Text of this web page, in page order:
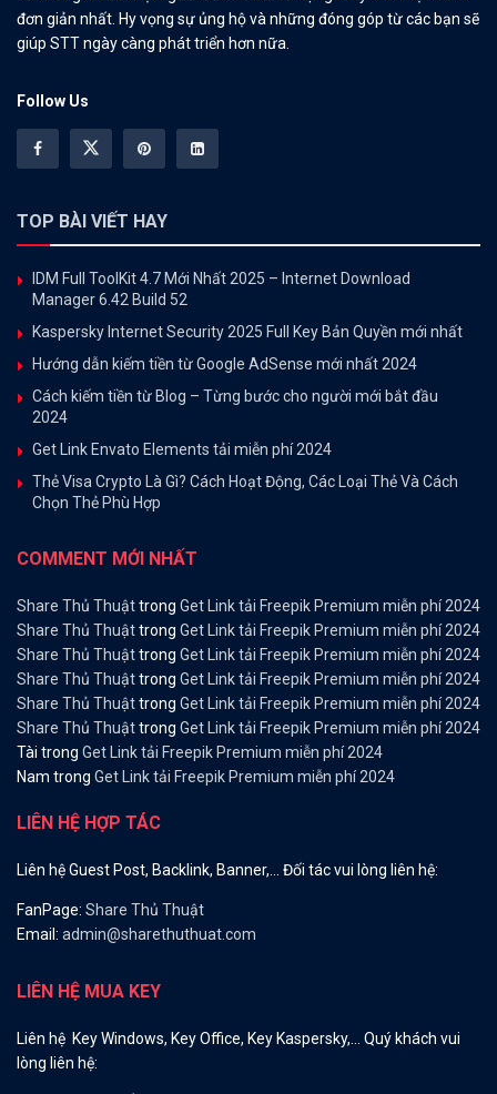
đơn giản nhất. Hy vọng sự ủng hộ và những đóng góp từ các bạn sẽ
giúp STT ngày càng phát triển hơn nữa.
Follow Us
TOP BÀI VIẾT HAY
IDM Full ToolKit 4.7 Mới Nhất 2025 – Internet Download
Manager 6.42 Build 52
Kaspersky Internet Security 2025 Full Key Bản Quyền mới nhất
Hướng dẫn kiếm tiền từ Google AdSense mới nhất 2024
Cách kiếm tiền từ Blog – Từng bước cho người mới bắt đầu
2024
Get Link Envato Elements tải miễn phí 2024
Thẻ Visa Crypto Là Gì? Cách Hoạt Động, Các Loại Thẻ Và Cách
Chọn Thẻ Phù Hợp
COMMENT MỚI NHẤT
Share Thủ Thuậttrong Get Link tải Freepik Premium miễn phí 2024
Share Thủ Thuậttrong Get Link tải Freepik Premium miễn phí 2024
Share Thủ Thuậttrong Get Link tải Freepik Premium miễn phí 2024
Share Thủ Thuậttrong Get Link tải Freepik Premium miễn phí 2024
Share Thủ Thuậttrong Get Link tải Freepik Premium miễn phí 2024
Share Thủ Thuậttrong Get Link tải Freepik Premium miễn phí 2024
Tài trong Get Link tải Freepik Premium miễn phí 2024
Nam trong Get Link tải Freepik Premium miễn phí 2024
LIÊN HỆ HỢP TÁC
Liên hệ Guest Post, Backlink, Banner,… Đối tác vui lòng liên hệ:
FanPage: Share Thủ Thuật
Email: admin@sharethuthuat.com
LIÊN HỆ MUA KEY
Liên hệ Key Windows, Key Office, Key Kaspersky,… Quý khách vui
lòng liên hệ: